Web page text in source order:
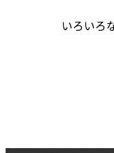
いろいろ